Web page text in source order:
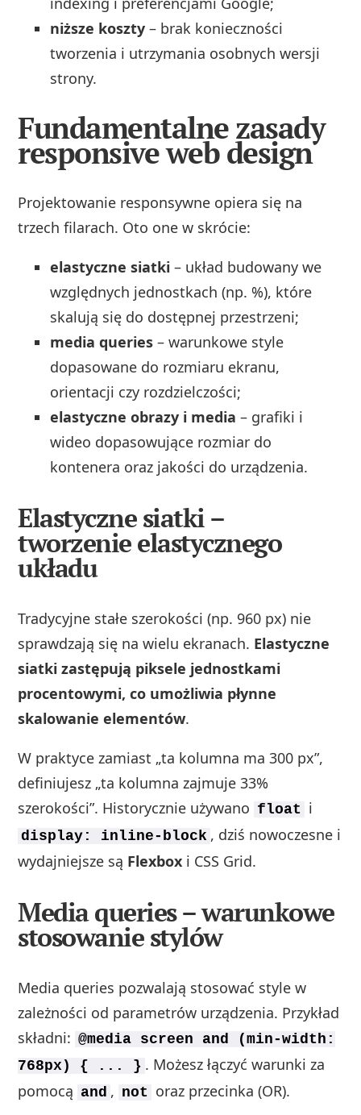
niższe koszty – brak konieczności
tworzenia i utrzymania osobnych wersji
strony.
Fundamentalne zasady
responsive web design
Projektowanie responsywne opiera się na
trzech filarach. Oto one w skrócie:
elastyczne siatki – układ budowany we
względnych jednostkach (np. %), które
skalują się do dostępnej przestrzeni;
media queries – warunkowe style
dopasowane do rozmiaru ekranu,
orientacji czy rozdzielczości;
elastyczne obrazy i media – grafiki i
wideo dopasowujące rozmiar do
kontenera oraz jakości do urządzenia.
Elastyczne siatki –
tworzenie elastycznego
układu
Tradycyjne stałe szerokości (np. 960 px) nie
sprawdzają się na wielu ekranach. Elastyczne
siatki zastępują piksele jednostkami
procentowymi, co umożliwia płynne
skalowanie elementów.
W praktyce zamiast „ta kolumna ma 300 px”,
definiujesz „ta kolumna zajmuje 33%
szerokości”. Historycznie używano float i
display: inline-block , dziś nowoczesne i
wydajniejsze są Flexbox i CSS Grid.
Media queries – warunkowe
stosowanie stylów
Media queries pozwalają stosować style w
zależności od parametrów urządzenia. Przykład
składni: @media screen and (min-width:
768px) { ... } . Możesz łączyć warunki za
pomocą and , not oraz przecinka (OR).